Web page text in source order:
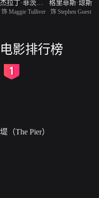
饰 Maggie Tulliver
格里菲斯·琼斯
饰 Stephen Guest
电影排行榜
堤（The Pier）